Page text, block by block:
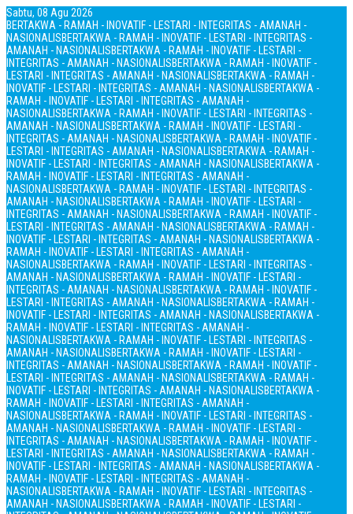
Sabtu, 08 Agu 2026
BERTAKWA - RAMAH - INOVATIF - LESTARI - INTEGRITAS - AMANAH -
NASIONALISBERTAKWA - RAMAH - INOVATIF - LESTARI - INTEGRITAS -
AMANAH - NASIONALISBERTAKWA - RAMAH - INOVATIF - LESTARI -
INTEGRITAS - AMANAH - NASIONALISBERTAKWA - RAMAH - INOVATIF -
LESTARI - INTEGRITAS - AMANAH - NASIONALISBERTAKWA - RAMAH -
INOVATIF - LESTARI - INTEGRITAS - AMANAH - NASIONALISBERTAKWA -
RAMAH - INOVATIF - LESTARI - INTEGRITAS - AMANAH -
NASIONALISBERTAKWA - RAMAH - INOVATIF - LESTARI - INTEGRITAS -
AMANAH - NASIONALISBERTAKWA - RAMAH - INOVATIF - LESTARI -
INTEGRITAS - AMANAH - NASIONALISBERTAKWA - RAMAH - INOVATIF -
LESTARI - INTEGRITAS - AMANAH - NASIONALISBERTAKWA - RAMAH -
INOVATIF - LESTARI - INTEGRITAS - AMANAH - NASIONALISBERTAKWA -
RAMAH - INOVATIF - LESTARI - INTEGRITAS - AMANAH -
NASIONALISBERTAKWA - RAMAH - INOVATIF - LESTARI - INTEGRITAS -
AMANAH - NASIONALISBERTAKWA - RAMAH - INOVATIF - LESTARI -
INTEGRITAS - AMANAH - NASIONALISBERTAKWA - RAMAH - INOVATIF -
LESTARI - INTEGRITAS - AMANAH - NASIONALISBERTAKWA - RAMAH -
INOVATIF - LESTARI - INTEGRITAS - AMANAH - NASIONALISBERTAKWA -
RAMAH - INOVATIF - LESTARI - INTEGRITAS - AMANAH -
NASIONALISBERTAKWA - RAMAH - INOVATIF - LESTARI - INTEGRITAS -
AMANAH - NASIONALISBERTAKWA - RAMAH - INOVATIF - LESTARI -
INTEGRITAS - AMANAH - NASIONALISBERTAKWA - RAMAH - INOVATIF -
LESTARI - INTEGRITAS - AMANAH - NASIONALISBERTAKWA - RAMAH -
INOVATIF - LESTARI - INTEGRITAS - AMANAH - NASIONALISBERTAKWA -
RAMAH - INOVATIF - LESTARI - INTEGRITAS - AMANAH -
NASIONALISBERTAKWA - RAMAH - INOVATIF - LESTARI - INTEGRITAS -
AMANAH - NASIONALISBERTAKWA - RAMAH - INOVATIF - LESTARI -
INTEGRITAS - AMANAH - NASIONALISBERTAKWA - RAMAH - INOVATIF -
LESTARI - INTEGRITAS - AMANAH - NASIONALISBERTAKWA - RAMAH -
INOVATIF - LESTARI - INTEGRITAS - AMANAH - NASIONALISBERTAKWA -
RAMAH - INOVATIF - LESTARI - INTEGRITAS - AMANAH -
NASIONALISBERTAKWA - RAMAH - INOVATIF - LESTARI - INTEGRITAS -
AMANAH - NASIONALISBERTAKWA - RAMAH - INOVATIF - LESTARI -
INTEGRITAS - AMANAH - NASIONALISBERTAKWA - RAMAH - INOVATIF -
LESTARI - INTEGRITAS - AMANAH - NASIONALISBERTAKWA - RAMAH -
INOVATIF - LESTARI - INTEGRITAS - AMANAH - NASIONALISBERTAKWA -
RAMAH - INOVATIF - LESTARI - INTEGRITAS - AMANAH -
NASIONALISBERTAKWA - RAMAH - INOVATIF - LESTARI - INTEGRITAS -
AMANAH - NASIONALISBERTAKWA - RAMAH - INOVATIF - LESTARI -